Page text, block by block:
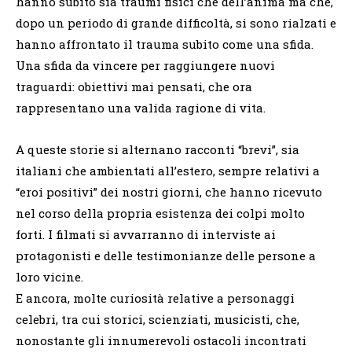
dopo un periodo di grande difficoltà, si sono rialzati e
hanno affrontato il trauma subito come una sfida.
Una sfida da vincere per raggiungere nuovi
traguardi: obiettivi mai pensati, che ora
rappresentano una valida ragione di vita.
A queste storie si alternano racconti “brevi”, sia
italiani che ambientati all’estero, sempre relativi a
“eroi positivi” dei nostri giorni, che hanno ricevuto
nel corso della propria esistenza dei colpi molto
forti. I filmati si avvarranno di interviste ai
protagonisti e delle testimonianze delle persone a
loro vicine.
E ancora, molte curiosità relative a personaggi
celebri, tra cui storici, scienziati, musicisti, che,
nonostante gli innumerevoli ostacoli incontrati